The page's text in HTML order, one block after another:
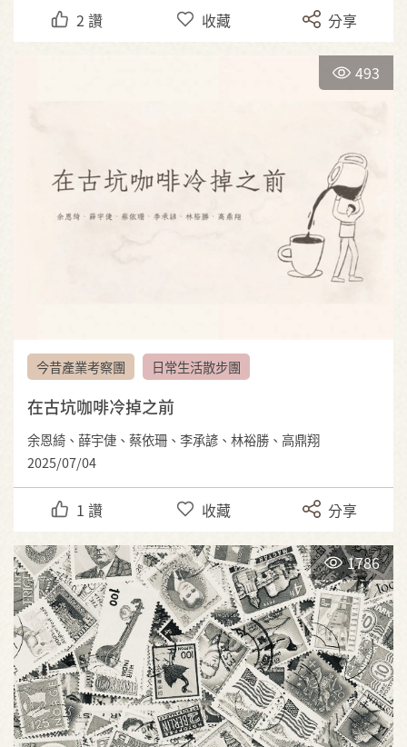
2 讚 收藏 分享
493
今昔產業考察團 日常生活散步團
在古坑咖啡冷掉之前
余恩綺、薛宇倢、蔡依珊、李承諺、林裕勝、高鼎翔
2025/07/04
1 讚 收藏 分享
1786